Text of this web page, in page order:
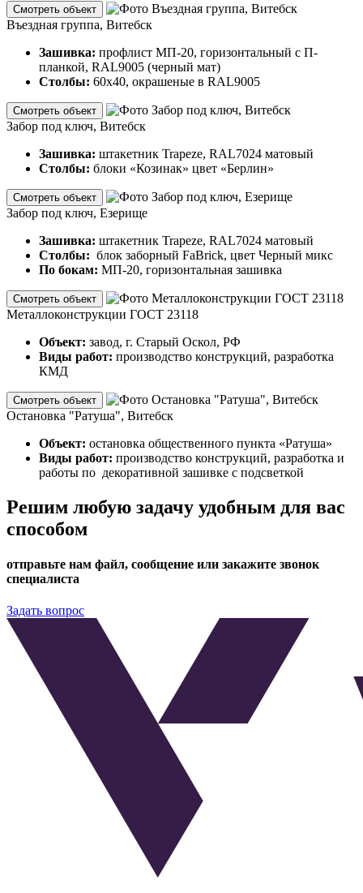
Смотреть объект
Въездная группа, Витебск
Зашивка: профлист МП-20, горизонтальный с П-
планкой, RAL9005 (черный мат)
Столбы: 60х40, окрашеные в RAL9005
Смотреть объект
Забор под ключ, Витебск
Зашивка: штакетник Trapeze, RAL7024 матовый
Столбы: блоки «Козинак» цвет «Берлин»
Смотреть объект
Забор под ключ, Езерище
Зашивка: штакетник Trapeze, RAL7024 матовый
Столбы: блок заборный FaBrick, цвет Черный микс
По бокам: МП-20, горизонтальная зашивка
Смотреть объект
Металлоконструкции ГОСТ 23118
Объект: завод, г. Старый Оскол, РФ
Виды работ: производство конструкций, разработка
КМД
Смотреть объект
Остановка "Ратуша", Витебск
Объект: остановка общественного пункта «Ратуша»
Виды работ: производство конструкций, разработка и
работы по декоративной зашивке с подсветкой
Решим любую задачу удобным для вас
способом
отправьте нам файл, сообщение или закажите звонок
специалиста
Задать вопрос